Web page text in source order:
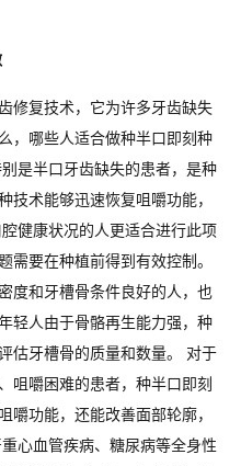
修复技术，它为许多牙齿缺失
，哪些人适合做种半口即刻种
是半口牙齿缺失的患者，是种
技术能够迅速恢复咀嚼功能，
健康状况的人更适合进行此项
需要在种植前得到有效控制。
度和牙槽骨条件良好的人，也
轻人由于骨骼再生能力强，种
估牙槽骨的质量和数量。 对于
咀嚼困难的患者，种半口即刻
嚼功能，还能改善面部轮廓，
心血管疾病、糖尿病等全身性